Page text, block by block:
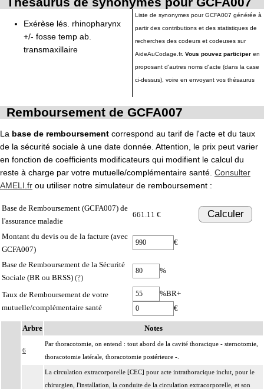
Exérèse lés. rhinopharynx
+/- fosse temp ab.
transmaxillaire
Liste de synonymes pour GCFA007 générée à
partir des contributions et des statistiques de
recherches des codeurs et codeuses sur
AideAuCodage.fr. Vous pouvez participer en
proposant d'autres noms d'acte (dans la case
ci-dessus), voire en envoyant vos thésaurus
Remboursement de GCFA007
La base de remboursement correspond au tarif de l'acte et du taux
de la sécurité sociale à une date donnée. Attention, le prix peut varier
en fonction de coefficients modificateurs qui modifient le calcul du
reste à charge par votre mutuelle/complémentaire santé. Consulter
AMELI.fr ou utiliser notre simulateur de remboursement :
Base de Remboursement (GCFA007) de
l'assurance maladie
661.11 € Calculer
Montant du devis ou de la facture (avec
GCFA007)
€
Base de Remboursement de la Sécurité
Sociale (BR ou BRSS) (?)
%
Taux de Remboursement de votre
mutuelle/complémentaire santé
%BR+
€
Arbre Notes
6
Par thoracotomie, on entend : tout abord de la cavité thoracique - sternotomie,
thoracotomie latérale, thoracotomie postérieure -.
La circulation extracorporelle [CEC] pour acte intrathoracique inclut, pour le
chirurgien, l'installation, la conduite de la circulation extracorporelle, et son